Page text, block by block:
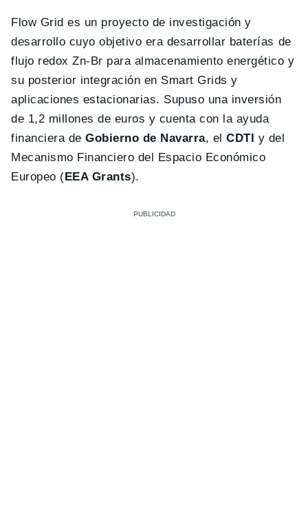
Flow Grid es un proyecto de investigación y
desarrollo cuyo objetivo era desarrollar baterías de
flujo redox Zn-Br para almacenamiento energético y
su posterior integración en Smart Grids y
aplicaciones estacionarias. Supuso una inversión
de 1,2 millones de euros y cuenta con la ayuda
financiera deGobierno de Navarra, elCDTI y del
Mecanismo Financiero del Espacio Económico
Europeo (EEA Grants).